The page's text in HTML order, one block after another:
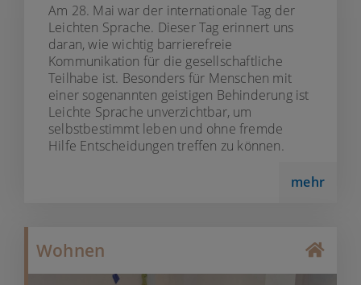
Am 28. Mai war der internationale Tag der
Leichten Sprache. Dieser Tag erinnert uns
daran, wie wichtig barrierefreie
Kommunikation für die gesellschaftliche
Teilhabe ist. Besonders für Menschen mit
einer sogenannten geistigen Behinderung ist
Leichte Sprache unverzichtbar, um
selbstbestimmt leben und ohne fremde
Hilfe Entscheidungen treffen zu können.
mehr
Wohnen